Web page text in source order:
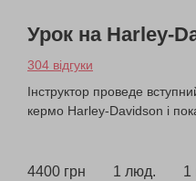
Урок на Harley-
304 відгуки
Інструктор проведе
кермо Harley-Davidson і
4400 грн 1 люд. 1